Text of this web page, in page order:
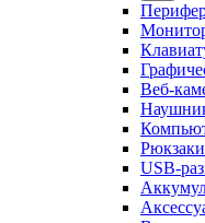
Веб-
USB-